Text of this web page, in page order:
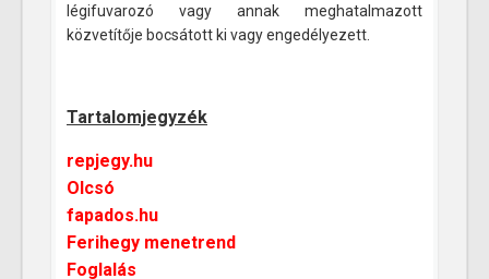
légifuvarozó vagy annak meghatalmazott
közvetítője bocsátott ki vagy engedélyezett.
Tartalomjegyzék
repjegy.hu
Olcsó
fapados.hu
Ferihegy menetrend
Foglalás